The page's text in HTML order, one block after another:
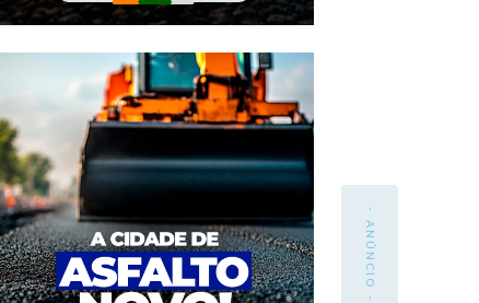
- ANÚNCIO -